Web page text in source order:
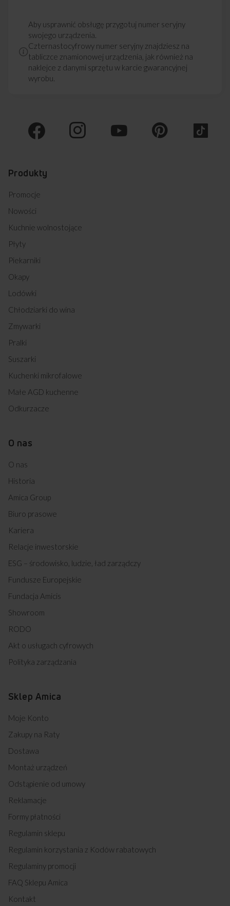
Aby usprawnić obsługę przygotuj numer seryjny
swojego urządzenia.
Czternastocyfrowy numer seryjny znajdziesz na
tabliczce znamionowej urządzenia, jak również na
naklejce z danymi sprzętu w karcie gwarancyjnej
wyrobu.
Produkty
Promocje
Nowości
Kuchnie wolnostojące
Płyty
Piekarniki
Okapy
Lodówki
Chłodziarki do wina
Zmywarki
Pralki
Suszarki
Kuchenki mikrofalowe
Małe AGD kuchenne
Odkurzacze
O nas
O nas
Historia
Amica Group
Biuro prasowe
Kariera
Relacje inwestorskie
ESG – środowisko, ludzie, ład zarządczy
Fundusze Europejskie
Fundacja Amicis
Showroom
RODO
Akt o usługach cyfrowych
Polityka zarządzania
Sklep Amica
Moje Konto
Zakupy na Raty
Dostawa
Montaż urządzeń
Odstąpienie od umowy
Reklamacje
Formy płatności
Regulamin sklepu
Regulamin korzystania z Kodów rabatowych
Regulaminy promocji
FAQ Sklepu Amica
Kontakt